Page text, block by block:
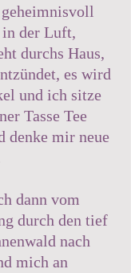
der Luft,
durchs Haus,
es wird
und ich sitze
Tasse Tee
denke mir neue
dann vom
durch den tief
nach
mich an